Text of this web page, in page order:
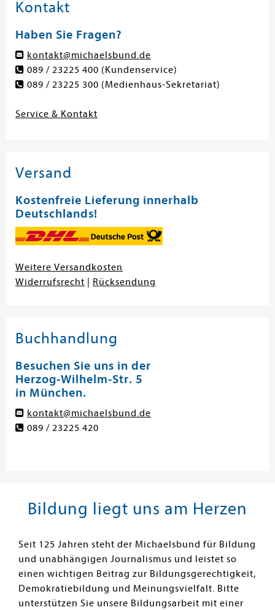
Kontakt
Haben Sie Fragen?
kontakt@michaelsbund.de
089 / 23225 400 (Kundenservice)
089 / 23225 300 (Medienhaus-Sekretariat)
Service & Kontakt
Versand
Kostenfreie Lieferung innerhalb
Deutschlands!
Weitere Versandkosten
Widerrufsrecht
Rücksendung
Buchhandlung
Besuchen Sie uns in der
Herzog-Wilhelm-Str. 5
in München.
kontakt@michaelsbund.de
089 / 23225 420
Bildung liegt uns am Herzen
Seit 125 Jahren steht der Michaelsbund für Bildung
und unabhängigen Journalismus und leistet so
einen wichtigen Beitrag zur Bildungsgerechtigkeit,
Demokratiebildung und Meinungsvielfalt. Bitte
unterstützen Sie unsere Bildungsarbeit mit einer